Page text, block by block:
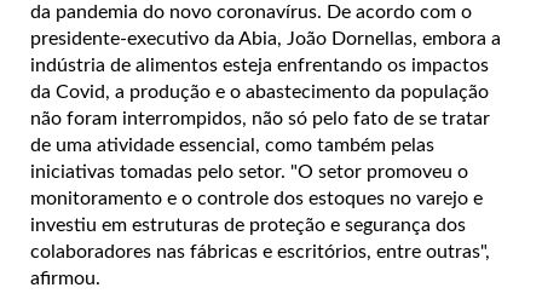
da pandemia do novo coronavírus. De acordo com o
presidente-executivo da Abia, João Dornellas, embora a
indústria de alimentos esteja enfrentando os impactos
da Covid, a produção e o abastecimento da população
não foram interrompidos, não só pelo fato de se tratar
de uma atividade essencial, como também pelas
iniciativas tomadas pelo setor. "O setor promoveu o
monitoramento e o controle dos estoques no varejo e
investiu em estruturas de proteção e segurança dos
colaboradores nas fábricas e escritórios, entre outras",
afirmou.